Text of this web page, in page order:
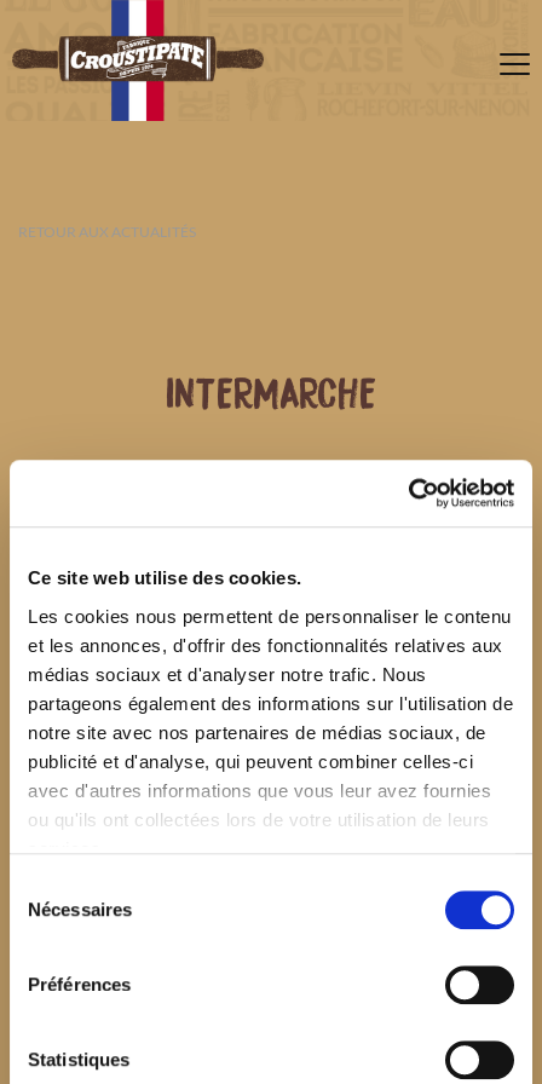
Ce site web utilise des cookies.
Les cookies nous permettent de personnaliser le contenu
et les annonces, d'offrir des fonctionnalités relatives aux
médias sociaux et d'analyser notre trafic. Nous
partageons également des informations sur l'utilisation de
notre site avec nos partenaires de médias sociaux, de
publicité et d'analyse, qui peuvent combiner celles-ci
avec d'autres informations que vous leur avez fournies
ou qu'ils ont collectées lors de votre utilisation de leurs
Nécessaires
Préférences
Statistiques
RETOUR AUX ACTUALITÉS
INTERMARCHE